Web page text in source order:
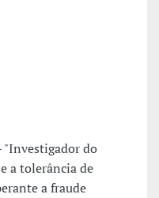
do
a tolerância de
a fraude